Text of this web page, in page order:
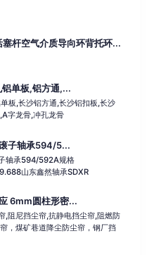
塞杆空气介质导向环背托环...
单板,铝方通,...
板,长沙铝方通,长沙铝扣板,长沙
字龙骨,冲孔龙骨
子轴承594/5...
轴承594/592A规格
山东鑫然轴承SDXR
6mm圆柱形密...
,阻尼挡尘帘,抗静电挡尘帘,阻燃防
，煤矿巷道降尘防尘帘，钢厂挡